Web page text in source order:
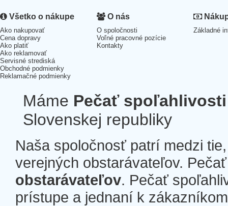
Všetko o nákupe
Ako nakupovať
Cena dopravy
Ako platiť
Ako reklamovať
Servisné strediská
Obchodné podmienky
Reklamačné podmienky
O nás
O spoločnosti
Voľné pracovné pozície
Kontakty
Základné
Máme Pečať spoľahlivosti
Slovenskej republiky
Naša spoločnosť patrí medzi
verejných obstarávateľov.
obstarávateľov. Pečať
prístupe a jednaní k